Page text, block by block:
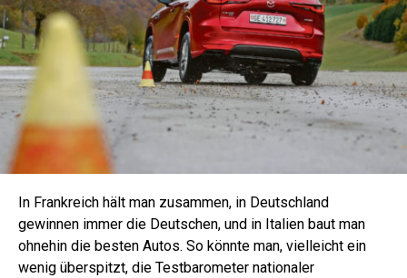
In Frankreich hält man zusammen, in Deutschland
gewinnen immer die Deutschen, und in Italien baut man
ohnehin die besten Autos. So könnte man, vielleicht ein
wenig überspitzt, die Testbarometer nationaler